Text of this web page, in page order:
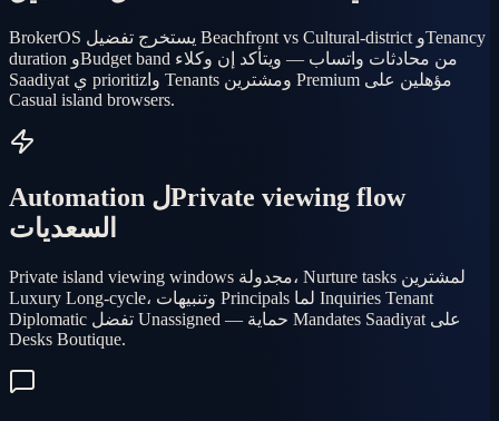
BrokerOS يستخرج تفضيل Beachfront vs Cultural-district وTenancy
duration وBudget band من محادثات واتساب — ويتأكد إن وكلاء
Saadiyat ي prioritizوا Tenants ومشترين Premium مؤهلين على
Casual island browsers.
Automation لPrivate viewing flow
السعديات
Private island viewing windows مجدولة، Nurture tasks لمشترين
Luxury Long-cycle، وتنبيهات Principals لما Inquiries Tenant
Diplomatic تفضل Unassigned — حماية Mandates Saadiyat على
Desks Boutique.